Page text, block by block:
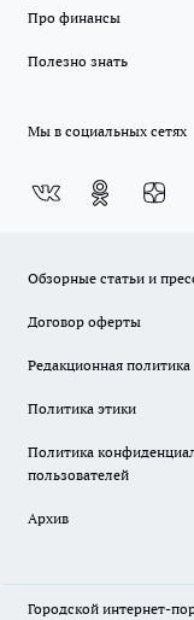
Про финансы
Полезно знать
Мы в социальных сетях
Обзорные статьи и
Договор оферты
Редакционная политика
Политика этики
Политика
пользователей
Архив
Городской интернет-